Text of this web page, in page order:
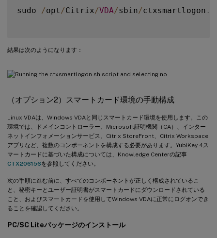
sudo /opt /Citrix/VDA/sbin/ctxsmartlogon .
結果は次のようになります：
（オプション2）スマートカード環境の手動構成
Linux VDAは、Windows VDAと同じスマートカード環境を使用します。この
環境では、ドメインコントローラー、Microsoft証明機関（CA）、インター
ネットインフォメーションサービス、Citrix StoreFront、Citrix Workspace
アプリなど、複数のコンポーネントを構成する必要があります。YubiKey 4ス
マートカードに基づいた構成については、Knowledge Centerの記事
CTX206156を参照してください。
次の手順に進む前に、すべてのコンポーネントが正しく構成されているこ
と、秘密キーとユーザー証明書がスマートカードにダウンロードされている
こと、およびスマートカードを使用してWindows VDAに正常にログオンでき
ることを確認してください。
PC/SC Liteパッケージのインストール